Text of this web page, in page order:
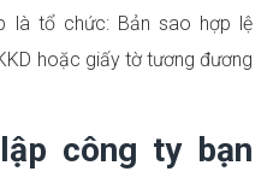
là tổ chức: Bản sao hợp lệ
hoặc giấy tờ tương đương
công ty bạn